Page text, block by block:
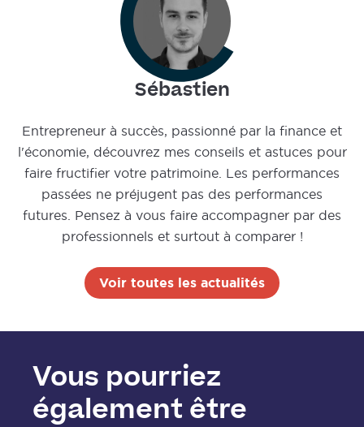
Sébastien
Entrepreneur à succès, passionné par la finance et
l'économie, découvrez mes conseils et astuces pour
faire fructifier votre patrimoine. Les performances
passées ne préjugent pas des performances
futures. Pensez à vous faire accompagner par des
professionnels et surtout à comparer !
Voir toutes les actualités
Vous pourriez
également être